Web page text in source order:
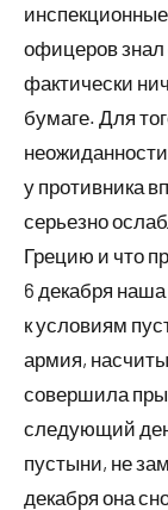
офицеров знал
фактически
бумаге. Для
у противника
серьезно
Грецию и что
6 декабря
к условиям
армия,
совершила
следующий
пустыни, не
декабря она